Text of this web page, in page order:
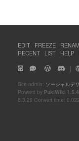
EDIT FREEZE
RECENT
LIST HELP
｜
Site admin: ソーシャルデ
Powerd by PukiWiki 1.5.4
8.3.29 Convert time: